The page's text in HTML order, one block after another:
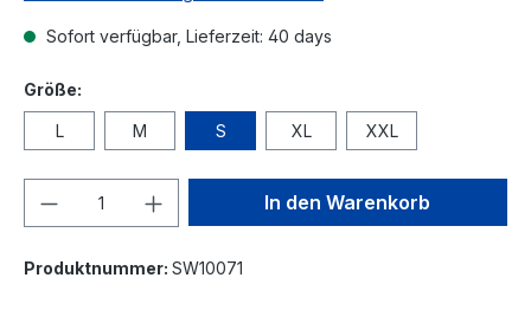
Sofort verfügbar, Lieferzeit: 40 days
Größe:
L M S XL XXL
Produkt Anzahl: Gib denIn den Warenkorb
Produktnummer: SW10071